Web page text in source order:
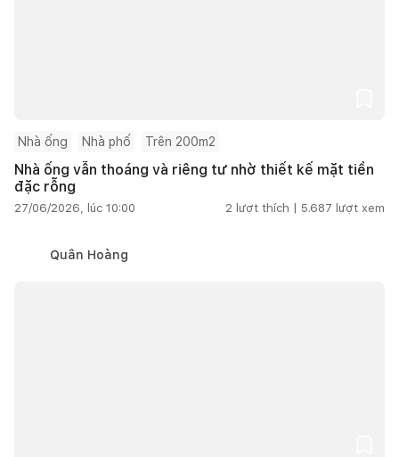
Nhà ống Nhà phố Trên 200m2
Nhà ống vẫn thoáng và riêng tư nhờ thiết kế mặt tiền
đặc rỗng
27/06/2026, lúc 10:00 2 lượt thích | 5.687 lượt xem
Quân Hoàng